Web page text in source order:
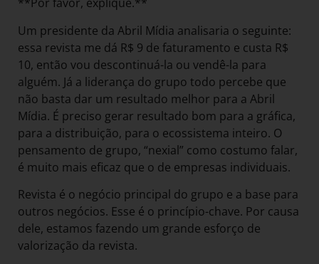
Um presidente da Abril Mídia analisaria o seguinte:
essa revista me dá R$ 9 de faturamento e custa R$
10, então vou descontinuá-la ou vendê-la para
alguém. Já a liderança do grupo todo percebe que
não basta dar um resultado melhor para a Abril
Mídia. É preciso gerar resultado bom para a gráfica,
para a distribuição, para o ecossistema inteiro. O
pensamento de grupo, “nexial” como costumo falar,
é muito mais eficaz que o de empresas individuais.
Revista é o negócio principal do grupo e a base para
outros negócios. Esse é o princípio-chave. Por causa
dele, estamos fazendo um grande esforço de
valorização da revista.